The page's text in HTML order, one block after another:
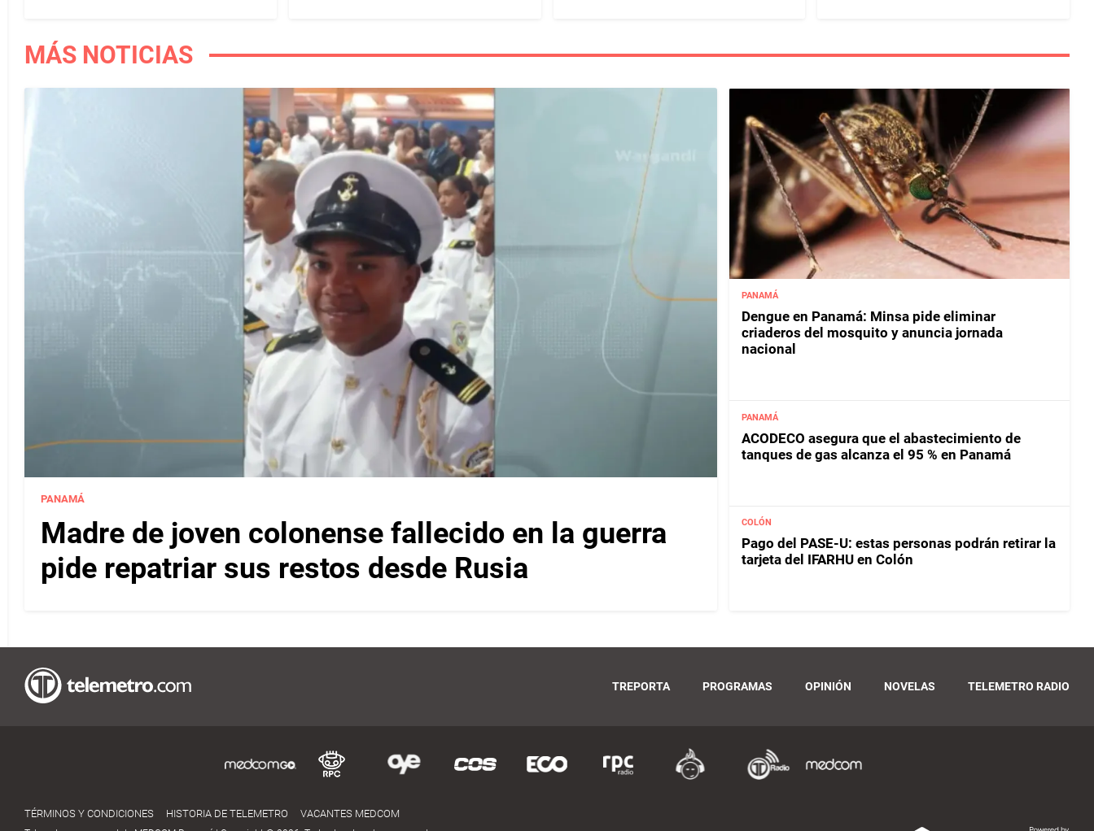
MÁS NOTICIAS
PANAMÁ
Madre de joven colonense fallecido en la guerra
pide repatriar sus restos desde Rusia
PANAMÁ
Dengue en Panamá: Minsa pide eliminar
criaderos del mosquito y anuncia jornada
nacional
PANAMÁ
ACODECO asegura que el abastecimiento de
tanques de gas alcanza el 95 % en Panamá
COLÓN
Pago del PASE-U: estas personas podrán retirar la
tarjeta del IFARHU en Colón
TREPORTA PROGRAMAS OPINIÓN NOVELAS TELEMETRO RADIO
TÉRMINOS Y CONDICIONES HISTORIA DE TELEMETRO VACANTES MEDCOM